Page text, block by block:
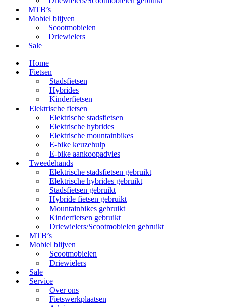
MTB’s
Mobiel blijven
Scootmobielen
Driewielers
Sale
Home
Fietsen
Stadsfietsen
Hybrides
Kinderfietsen
Elektrische fietsen
Elektrische stadsfietsen
Elektrische hybrides
Elektrische mountainbikes
E-bike keuzehulp
E-bike aankoopadvies
Tweedehands
Elektrische stadsfietsen gebruikt
Elektrische hybrides gebruikt
Stadsfietsen gebruikt
Hybride fietsen gebruikt
Mountainbikes gebruikt
Kinderfietsen gebruikt
Driewielers/Scootmobielen gebruikt
MTB’s
Mobiel blijven
Scootmobielen
Driewielers
Sale
Service
Over ons
Fietswerkplaatsen